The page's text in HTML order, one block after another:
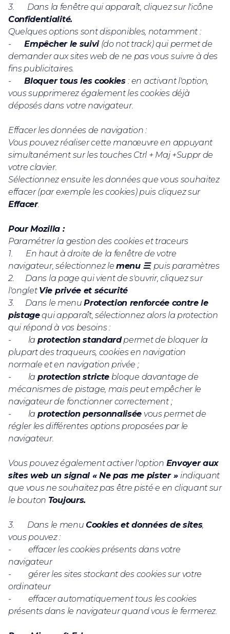
3. Dans la fenêtre qui apparaît, cliquez sur l'icône
Confidentialité.
Quelques options sont disponibles, notamment :
-Empêcher le suivi(do not track) qui permet de
demander aux sites web de ne pas vous suivre à des
fins publicitaires.
-Bloquer tous les cookies: en activant l'option,
vous supprimerez également les cookies déjà
déposés dans votre navigateur.
Effacer les données de navigation :
Vous pouvez réaliser cette manœuvre en appuyant
simultanément sur les touches Ctrl + Maj +Suppr de
votre clavier.
Sélectionnez ensuite les données que vous souhaitez
effacer (par exemple les cookies) puis cliquez sur
Effacer.
Pour Mozilla :
Paramétrer la gestion des cookies et traceurs
1. En haut à droite de la fenêtre de votre
navigateur, sélectionnez lemenu ☰, puis paramètres
2. Dans la page qui vient de s'ouvrir, cliquez sur
l'onglet Vie privée et sécurité
3. Dans le menuProtection renforcée contre le
pistagequi apparaît, sélectionnez alors la protection
qui répond à vos besoins :
- la protection standardpermet de bloquer la
plupart des traqueurs, cookies en navigation
normale et en navigation privée ;
- la protection stricte bloque davantage de
mécanismes de pistage, mais peut empêcher le
navigateur de fonctionner correctement ;
- la protection personnalisée vous permet de
régler les différentes options proposées par le
navigateur.
Vous pouvez également activer l'option Envoyer aux
sites web un signal « Ne pas me pister » indiquant
que vous ne souhaitez pas être pisté·e en cliquant sur
le bouton Toujours.
3. Dans le menu Cookies et données de sites,
vous pouvez :
- effacer les cookies présents dans votre
navigateur
- gérer les sites stockant des cookies sur votre
ordinateur
- effacer automatiquement tous les cookies
présents dans le navigateur quand vous le fermerez.